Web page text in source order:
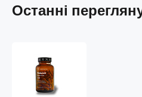
Останні